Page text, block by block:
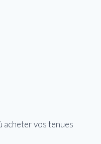
acheter vos tenues